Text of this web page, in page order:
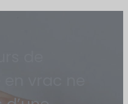
de
vrac ne